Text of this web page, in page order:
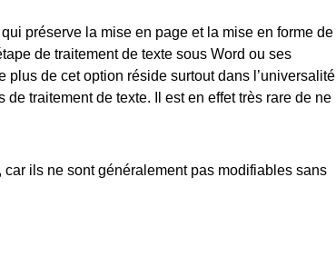
préserve la mise en page et la mise en forme de
de traitement de texte sous Word ou ses
plus de cet option réside surtout dans l’universalité
traitement de texte. Il est en effet très rare de ne
ils ne sont généralement pas modifiables sans